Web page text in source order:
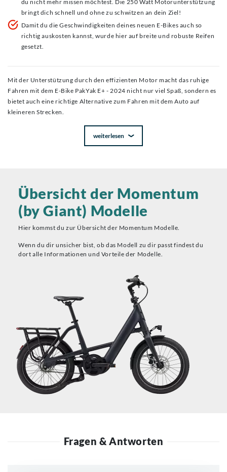
du nicht mehr missen möchtest. Die 250 Watt Motorunterstützung
bringt dich schnell und ohne zu schwitzen an dein Ziel!
Damit du die Geschwindigkeiten deines neuen E-Bikes auch so
richtig auskosten kannst, wurde hier auf breite und robuste Reifen
gesetzt.
Mit der Unterstützung durch den effizienten Motor macht das ruhige
Fahren mit dem E-Bike PakYak E+ - 2024 nicht nur viel Spaß, sondern es
bietet auch eine richtige Alternative zum Fahren mit dem Auto auf
kleineren Strecken.
weiterlesen
Übersicht der Momentum
(by Giant) Modelle
Hier kommst du zur Übersicht der Momentum Modelle.
Wenn du dir unsicher bist, ob das Modell zu dir passt findest du
dort alle Informationen und Vorteile der Modelle.
Fragen & Antworten